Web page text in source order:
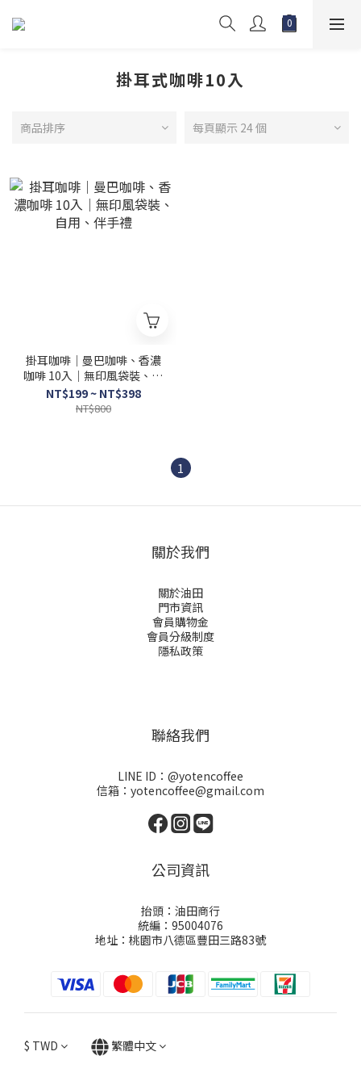
掛耳式咖啡10入
商品排序 每頁顯示 24 個
掛耳咖啡｜曼巴咖啡、香濃
咖啡 10入｜無印風袋裝、自
用、伴手禮
NT$199 ~ NT$398
NT$800
1
關於我們
關於油田
門市資訊
會員購物金
會員分級制度
隱私政策
聯絡我們
LINE ID：@yotencoffee
信箱：yotencoffee@gmail.com
公司資訊
抬頭：油田商行
統編：95004076
地址：桃園市八德區豐田三路83號
$ TWD 繁體中文